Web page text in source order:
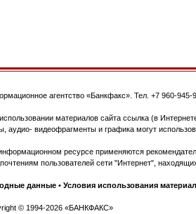
агентство «Банкфакс» . Тел. +7 960-945-
материалов сайта ссылка (в
аудио- видеофрагменты и графика могут
ресурсе применяются
пользователей сети "Интернет",
данные • Условия использования
© 1994-2026 «БАНКФАКС»